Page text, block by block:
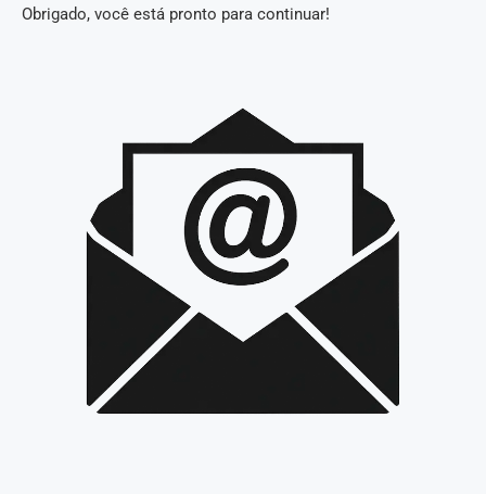
Obrigado, você está pronto para continuar!